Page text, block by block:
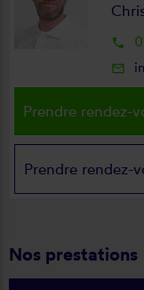
local_phone
mail_outline
Prendre rendez-
Prendre rendez-
Nos prestations